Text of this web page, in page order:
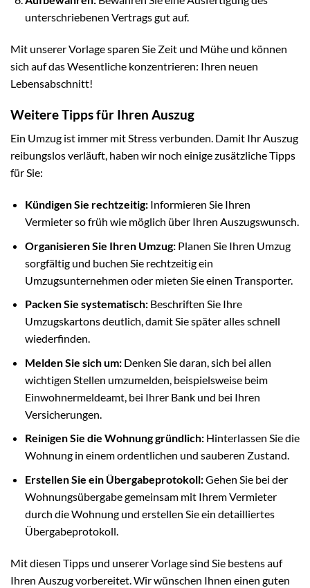
unterschriebenen Vertrags gut auf.
Mit unserer Vorlage sparen Sie Zeit und Mühe und können
sich auf das Wesentliche konzentrieren: Ihren neuen
Lebensabschnitt!
Weitere Tipps für Ihren Auszug
Ein Umzug ist immer mit Stress verbunden. Damit Ihr Auszug
reibungslos verläuft, haben wir noch einige zusätzliche Tipps
für Sie:
Kündigen Sie rechtzeitig:Informieren Sie Ihren
Vermieter so früh wie möglich über Ihren Auszugswunsch.
Organisieren Sie Ihren Umzug:Planen Sie Ihren Umzug
sorgfältig und buchen Sie rechtzeitig ein
Umzugsunternehmen oder mieten Sie einen Transporter.
Packen Sie systematisch:Beschriften Sie Ihre
Umzugskartons deutlich, damit Sie später alles schnell
wiederfinden.
Melden Sie sich um:Denken Sie daran, sich bei allen
wichtigen Stellen umzumelden, beispielsweise beim
Einwohnermeldeamt, bei Ihrer Bank und bei Ihren
Versicherungen.
Reinigen Sie die Wohnung gründlich:Hinterlassen Sie die
Wohnung in einem ordentlichen und sauberen Zustand.
Erstellen Sie ein Übergabeprotokoll:Gehen Sie bei der
Wohnungsübergabe gemeinsam mit Ihrem Vermieter
durch die Wohnung und erstellen Sie ein detailliertes
Übergabeprotokoll.
Mit diesen Tipps und unserer Vorlage sind Sie bestens auf
Ihren Auszug vorbereitet. Wir wünschen Ihnen einen guten